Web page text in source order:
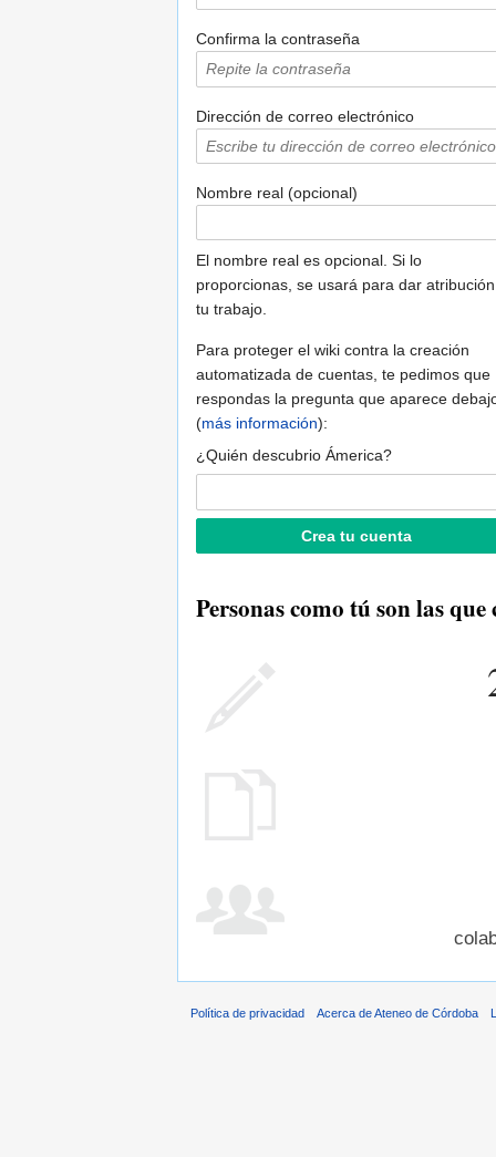
Confirma la contraseña
Dirección de correo electrónico
Nombre real (opcional)
El nombre real es opcional. Si lo
proporcionas, se usará para dar
tu trabajo.
Para proteger el wiki contra la creación
automatizada de cuentas, te pedimos que
respondas la pregunta que aparece
(más información):
¿Quién descubrio Ámerica?
Personas como tú son las
Política de privacidad Acerca de Ateneo de Córdoba